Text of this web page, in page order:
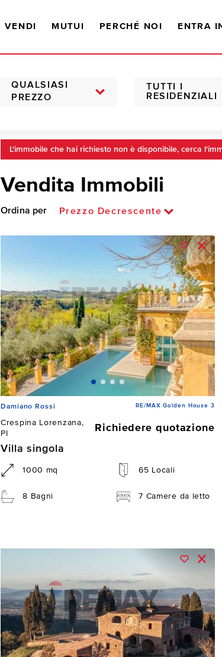
VENDI MUTUI PERCHÉ NOI ENTRA
QUALSIASI
PREZZO
TUTTI I
RESIDENZIALI
L'immobile che hai richiesto non è disponibile, cerca
Vendita Immobili
Ordina per Prezzo Decrescente
Damiano Rossi RE/MAX Golden House 3
Crespina Lorenzana,
PI
Richiedere quotazione
Villa singola
1000 mq 65 Locali
8 Bagni 7 Camere da letto